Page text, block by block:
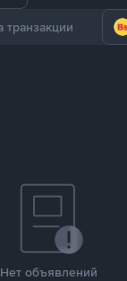
Нет объявлений